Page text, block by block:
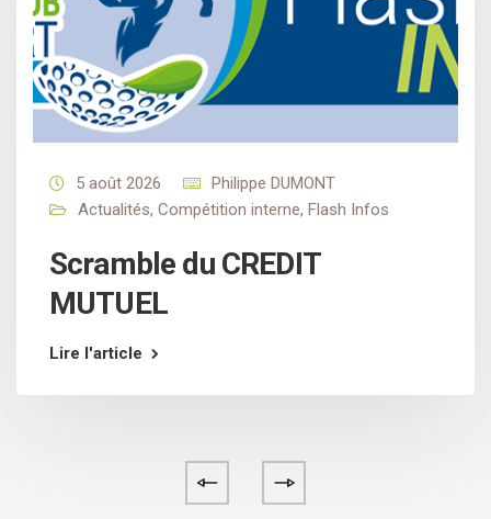
5 août 2026
Philippe DUMONT
Actualités, Compétition interne, Flash Infos
Scramble du CREDIT
MUTUEL
Lire l'article